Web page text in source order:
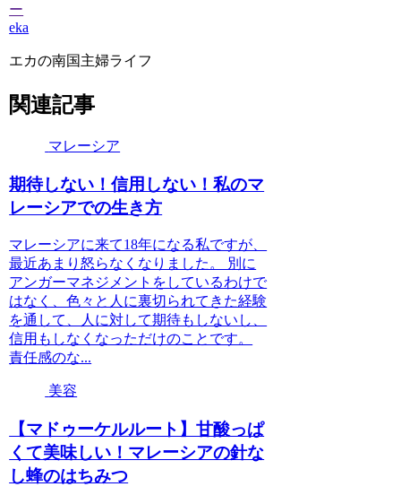
ー
eka
エカの南国主婦ライフ
関連記事
マレーシア
期待しない！信用しない！私のマ
レーシアでの生き方
マレーシアに来て18年になる私ですが、
最近あまり怒らなくなりました。 別に
アンガーマネジメントをしているわけで
はなく、色々と人に裏切られてきた経験
を通して、人に対して期待もしないし、
信用もしなくなっただけのことです。
責任感のな...
美容
【マドゥーケルルート】甘酸っぱ
くて美味しい！マレーシアの針な
し蜂のはちみつ